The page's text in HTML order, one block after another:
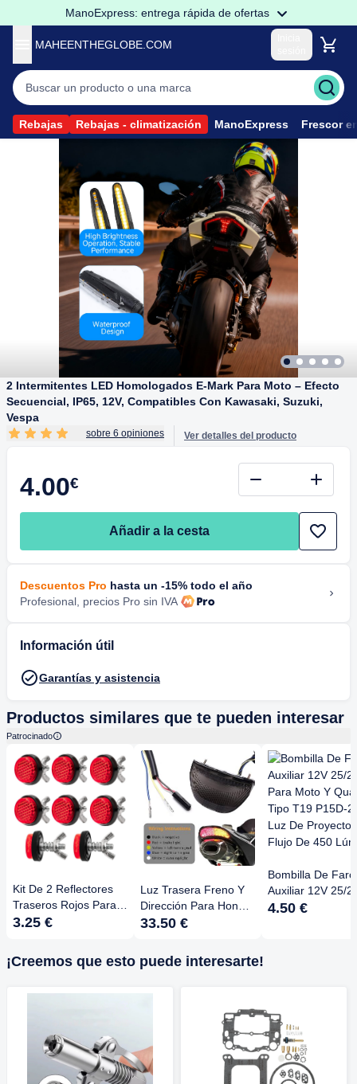
ManoExpress: entrega rápida de ofertas
MAHEENTHEGLOBE.COM
Acceder a mi cuenta
Soy un Profesional
Acceder a los precios Pro
Rebajas Rebajas - climatización ManoExpress Frescor
2 Intermitentes LED Homologados E-Mark Para Moto – Efecto
Secuencial, IP65, 12V, Compatibles Con Kawasaki, Suzuki,
Vespa
sobre 6 opiniones Ver detalles del producto
4.00€
Añadir a la cesta
Descuentos Pro hasta un -15% todo el año
Profesional, precios Pro sin IVA
Información útil
Garantías y asistencia
Productos similares que te pueden interesar
Patrocinado
Kit De 2 Reflectores
Traseros Rojos Para
Moto, Bici, Scooter,
Con Tornillos M5
3.25 €
Luz Trasera Freno Y
Dirección Para Honda
CBR600RR 2003-
33.50 €
Bombilla De Faro
Auxiliar 12V 25/
Para Moto Y
4.50 €
¡Creemos que esto puede interesarte!